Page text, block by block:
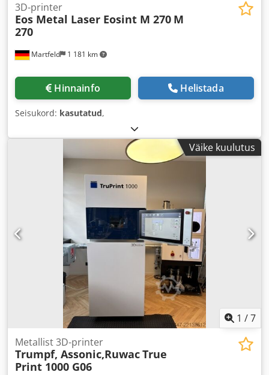
Martfeld 1 181 km
3D-printer
Eos Metal Laser Eosint M 270 M
270
Hinnainfo Helistada
Seisukord: kasutatud,
Väike kuulutus
1 /7
Metallist 3D-printer
Trumpf, Assonic,RuwacTrue
Print 1000 G06